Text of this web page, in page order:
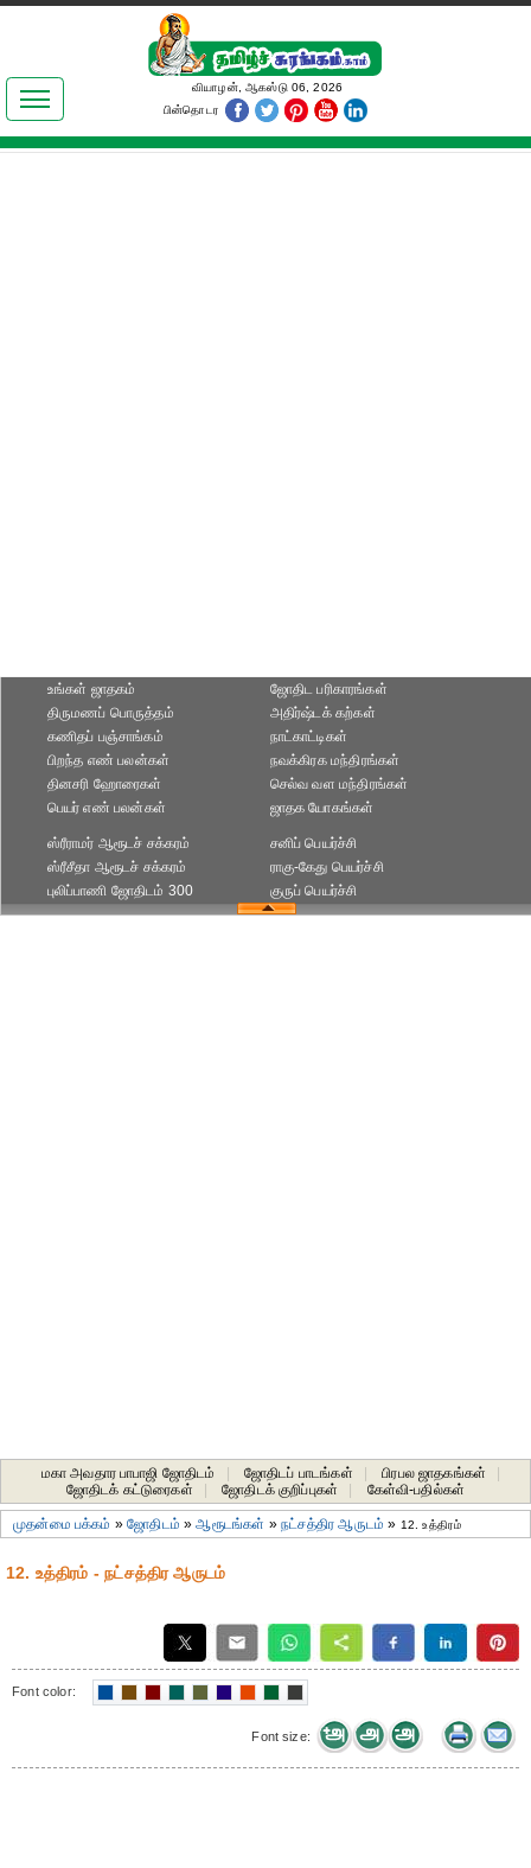
இலக்கியங்கள்
தமிழ் உலகம்
வியாழன், ஆகஸ்டு 06, 2026
பின்தொடர
உங்கள் ஜாதகம்
திருமணப் பொருத்தம்
கணிதப் பஞ்சாங்கம்
ஜோதிட ப‌ரிகார‌ங்க‌ள்
அதிர்ஷ்டக் கற்கள்
நாட்காட்டிகள்
பிறந்த எண் பலன்கள்
தினசரி ஹோரைகள்
பெயர் எண் பலன்கள்
நவக்கிரக மந்திரங்கள்
செல்வ வள மந்திரங்கள்
ஜாதக யோகங்கள்
ஸ்ரீராமர் ஆரூடச் சக்கரம்
ஸ்ரீசீதா ஆரூடச் சக்கரம்
புலிப்பாணி ஜோதிடம் 300
சனிப் பெயர்ச்சி
ராகு-கேது பெயர்ச்சி
குருப் பெயர்ச்சி
மகா அவதார பாபாஜி ஜோதிடம் ஜோதிடப் பாடங்கள் பிரபல ஜாதகங்கள்
ஜோதிடக் கட்டுரைகள்
ஜோதிடக் குறிப்புகள் கேள்வி-பதில்கள்
முதன்மை பக்கம் »ஜோதிடம் »ஆரூடங்கள் »நட்சத்திர ஆருடம் » 12. உத்திரம்
12. உத்திரம் - நட்சத்திர ஆருடம்
Font color:
Font size: